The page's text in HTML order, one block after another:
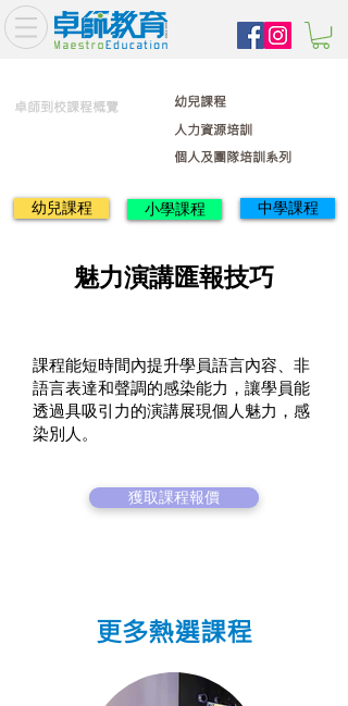
卓師到校課程概覽
人力資源培訓
個人及團隊培訓系列
幼兒課程
幼兒課程 小學課程 中學課程
課程能短時間內提升學員語言內容、非
語言表達和聲調的感染能力，讓學員能
透過具吸引力的演講展現個人魅力，感
染別人。
獲取課程報價
魅力演講匯報技巧
更多熱選課程